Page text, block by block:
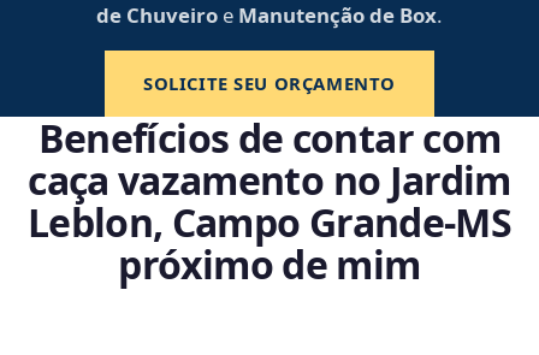
de Chuveiro e Manutenção de Box.
SOLICITE SEU ORÇAMENTO
Benefícios de contar com
caça vazamento no Jardim
Leblon, Campo Grande‑MS
próximo de mim